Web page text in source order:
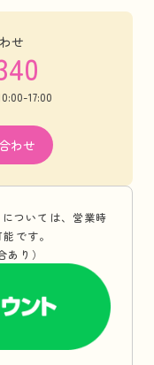
せ
17:00
わせ
ついては、営業時
です。
あり）